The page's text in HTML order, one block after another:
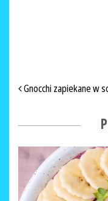
Gnocchi zapiekane w